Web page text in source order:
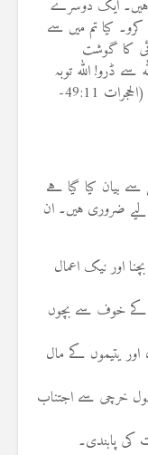
ہیں۔ ایک دوسرے
کیا تم میں سے
کا گوشت
سے ڈرو! اللہ توبہ
قبول کرنے والا ہے، وہ بڑا بخشنے والا ہے۔” (الحجرات 49:11-
بیان کیا گیا ہے
لیے ضروری ہیں۔ ان
اور نیک اعمال
کے خوف سے بچوں
یتیموں کے مال
خرچی سے اجتناب
کی پابندی۔